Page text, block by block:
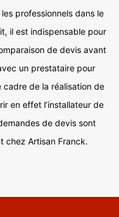
professionnels dans le
il est indispensable pour
de devis avant
un prestataire pour
cadre de la réalisation de
en effet l’installateur de
de devis sont
chez Artisan Franck.